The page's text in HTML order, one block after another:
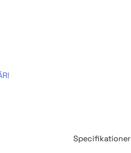
Specifikationer